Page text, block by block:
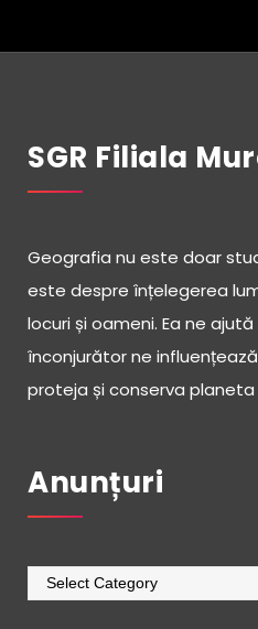
SGR Filiala
Geografia nu este doar
este despre înțelegerea
locuri și oameni. Ea ne
înconjurător ne
proteja și conserva
Anunțuri
Anunțuri